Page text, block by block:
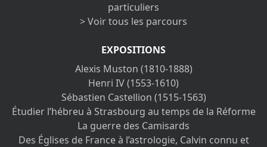
particuliers
> Voir tous les parcours
EXPOSITIONS
Alexis Muston (1810-1888)
Henri IV (1553-1610)
Sébastien Castellion (1515-1563)
Étudier l’hébreu à Strasbourg au temps de la Réforme
La guerre des Camisards
Des Églises de France à l’astrologie, Calvin connu et